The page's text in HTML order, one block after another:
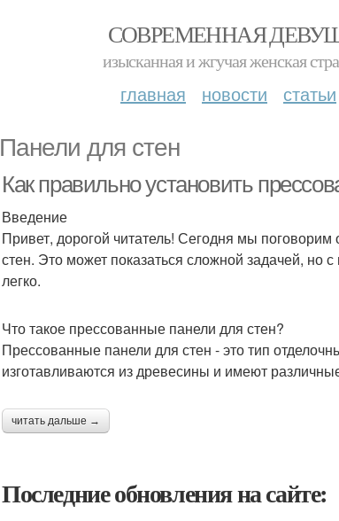
СОВРЕМЕННАЯ
изысканная и жгучая женская
главная новости статьи
Панели для стен
Как правильно установить
Введение
Привет, дорогой читатель! Сегодня мы
стен. Это может показаться сложной задачей, но
легко.
Что такое прессованные панели для стен?
Прессованные панели для стен - это тип
изготавливаются из древесины и имеют
читать дальше →
Последние обновления на сайте: